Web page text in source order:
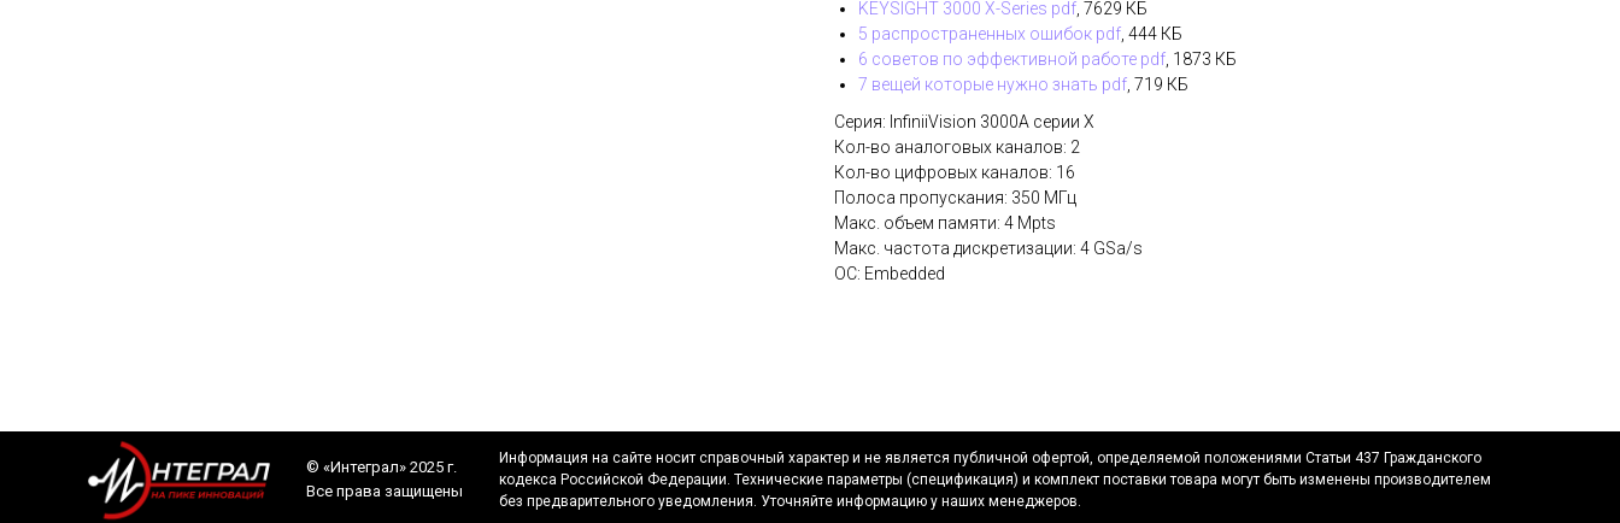
KEYSIGHT 3000 X-Series pdf , 7629 КБ
5 распространенных ошибок pdf , 444 КБ
6 советов по эффективной работе pdf , 1873 КБ
7 вещей которые нужно знать pdf , 719 КБ
Серия: InfiniiVision 3000A серии X
Кол-во аналоговых каналов: 2
Кол-во цифровых каналов: 16
Полоса пропускания: 350 МГц
Макс. объем памяти: 4 Mpts
Макс. частота дискретизации: 4 GSa/s
ОС: Embedded
Информация на сайте носит справочный характер и не является публичной офертой, определяемой положениями Статьи 437 Гражданского
кодекса Российской Федерации. Технические параметры (спецификация) и комплект поставки товара могут быть изменены производителем
без предварительного уведомления. Уточняйте информацию у наших менеджеров.
©️ «Интеграл» 2025 г.
Все права защищены